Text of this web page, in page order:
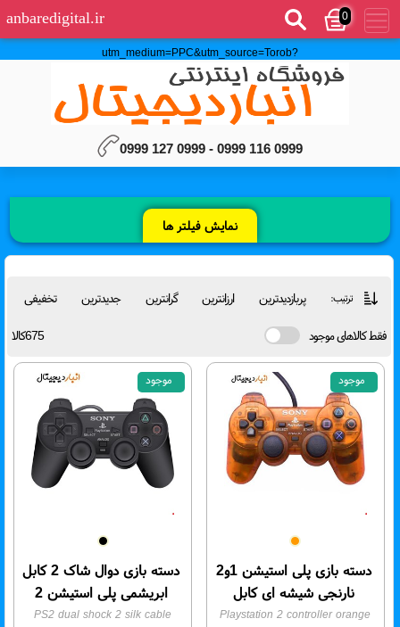
?utm_medium=PPC&utm_source=Torob
0
anbaredigital.ir
0999 116 0999 - 0999 127 0999
نمایش فیلتر ها
ترتیب: پربازدیدترین ارزانترین گرانترین جدیدترین تخفیفی
فقط کالاهای موجود 675کالا
دسته بازی پلی استیشن 1و2
نارنجی شیشه ای کابل
ابریشمی ICE دار
Playstation 2 controller orange
موجود
دسته بازی دوال شاک 2 کابل
ابریشمی پلی استیشن 2
PS2 dual shock 2 silk cable
موجود